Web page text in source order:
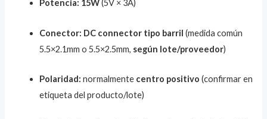
Potencia: 15W(5V × 3A)
Conector: DC connector tipo barril (medida común
5.5×2.1mm o 5.5×2.5mm, según lote/proveedor)
Polaridad: normalmente centro positivo (confirmar en
etiqueta del producto/lote)